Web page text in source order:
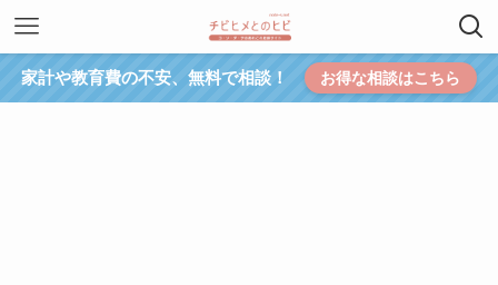
家計や教育費の不安、無料で相談！ お得な相談はこちら